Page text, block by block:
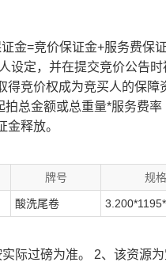
金=竞价保证金+服务费保
设定，并在提交竞价公告
得竞价权成为竞买人的保障
拍总金额或总重量*服务费率
释放。
牌号 规格
酸洗尾卷
际过磅为准。 2、该资源